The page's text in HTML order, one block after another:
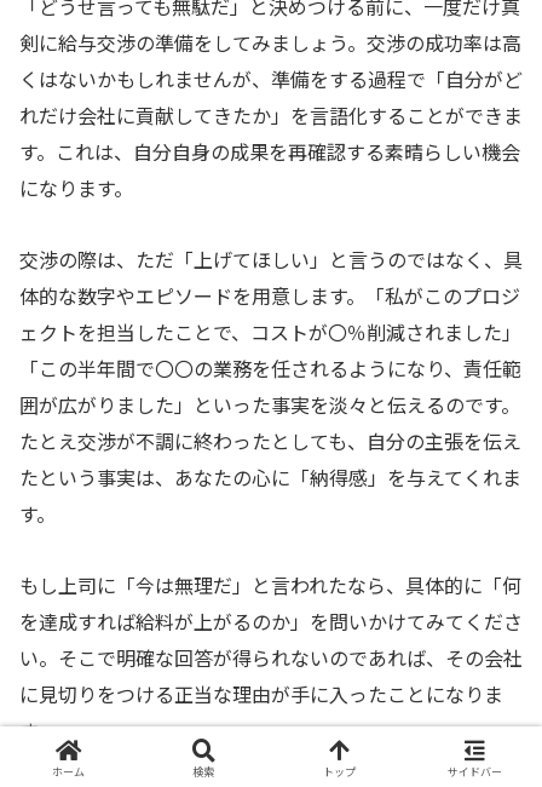
「どうせ言っても無駄だ」と決めつける前に、一度だけ真
剣に給与交渉の準備をしてみましょう。交渉の成功率は高
くはないかもしれませんが、準備をする過程で「自分がど
れだけ会社に貢献してきたか」を言語化することができま
す。これは、自分自身の成果を再確認する素晴らしい機会
になります。
交渉の際は、ただ「上げてほしい」と言うのではなく、具
体的な数字やエピソードを用意します。「私がこのプロジ
ェクトを担当したことで、コストが〇％削減されました」
「この半年間で〇〇の業務を任されるようになり、責任範
囲が広がりました」といった事実を淡々と伝えるのです。
たとえ交渉が不調に終わったとしても、自分の主張を伝え
たという事実は、あなたの心に「納得感」を与えてくれま
す。
もし上司に「今は無理だ」と言われたなら、具体的に「何
を達成すれば給料が上がるのか」を問いかけてみてくださ
い。そこで明確な回答が得られないのであれば、その会社
に見切りをつける正当な理由が手に入ったことになりま
す。
ホーム 検索 トップ サイドバー